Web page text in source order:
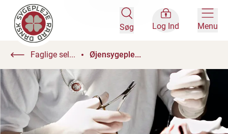
Søg Log Ind Menu
Faglige sel... Øjensygeple...